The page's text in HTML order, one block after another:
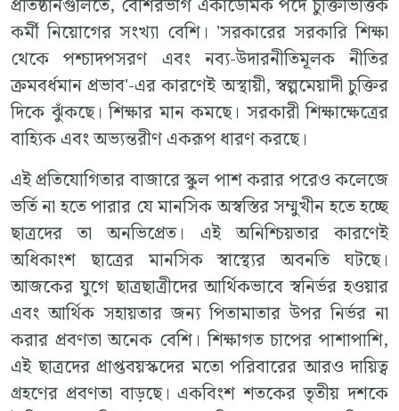
প্রতিষ্ঠানগুলিতে, বেশিরভাগ একাডেমিক পদে চুক্তিভিত্তিক
কর্মী নিয়োগের সংখ্যা বেশি। 'সরকারের সরকারি শিক্ষা
থেকে পশ্চাদপসরণ এবং নব্য-উদারনীতিমূলক নীতির
ক্রমবর্ধমান প্রভাব'-এর কারণেই অস্থায়ী, স্বল্পমেয়াদী চুক্তির
দিকে ঝুঁকছে। শিক্ষার মান কমছে। সরকারী শিক্ষাক্ষেত্রের
বাহ্যিক এবং অভ্যন্তরীণ একরূপ ধারণ করছে।
এই প্রতিযোগিতার বাজারে স্কুল পাশ করার পরেও কলেজে
ভর্তি না হতে পারার যে মানসিক অস্বস্তির সম্মুখীন হতে হচ্ছে
ছাত্রদের তা অনভিপ্রেত। এই অনিশ্চিয়তার কারণেই
অধিকাংশ ছাত্রের মানসিক স্বাস্থ্যের অবনতি ঘটছে।
আজকের যুগে ছাত্রছাত্রীদের আর্থিকভাবে স্বনির্ভর হওয়ার
এবং আর্থিক সহায়তার জন্য পিতামাতার উপর নির্ভর না
করার প্রবণতা অনেক বেশি। শিক্ষাগত চাপের পাশাপাশি,
এই ছাত্রদের প্রাপ্তবয়স্কদের মতো পরিবারের আরও দায়িত্ব
গ্রহণের প্রবণতা বাড়ছে। একবিংশ শতকের তৃতীয় দশকে